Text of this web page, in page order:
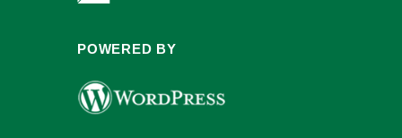
POWERED BY